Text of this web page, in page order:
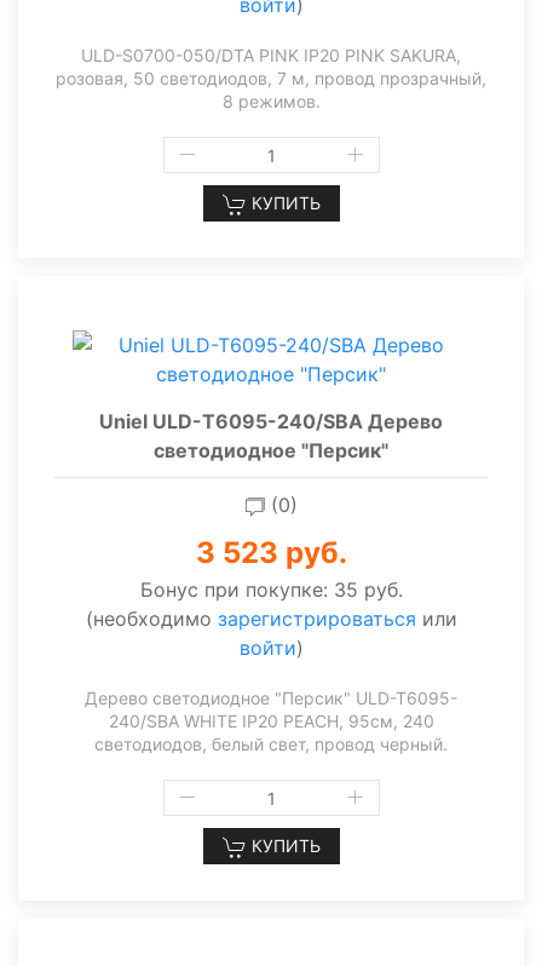
войти)
ULD-S0700-050/DTA PINK IP20 PINK SAKURA,
розовая, 50 светодиодов, 7 м, провод прозрачный,
8 режимов.
КУПИТЬ
Uniel ULD-T6095-240/SBA Дерево
светодиодное "Персик"
(0)
3 523 руб.
Бонус при покупке: 35 руб.
(необходимо зарегистрироваться или
войти)
Дерево светодиодное "Персик" ULD-T6095-
240/SBA WHITE IP20 PEACH, 95см, 240
светодиодов, белый свет, провод черный.
КУПИТЬ